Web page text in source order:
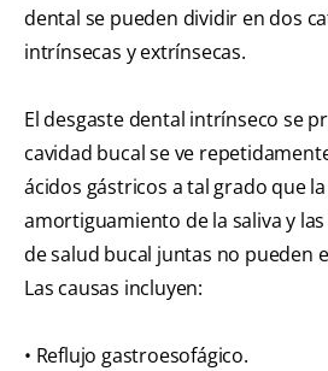
dental se pueden dividir en dos
intrínsecas y extrínsecas.
El desgaste dental intrínseco se
cavidad bucal se ve
ácidos gástricos a tal grado que
amortiguamiento de la saliva y
de salud bucal juntas no pueden
Las causas incluyen:
• Reflujo gastroesofágico.